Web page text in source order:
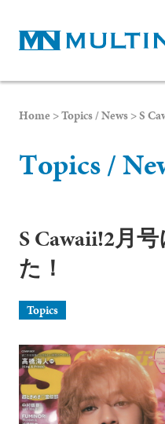
Home>Topics / News>S
Topics/Ne
S Cawaii!2月
た！
Topics